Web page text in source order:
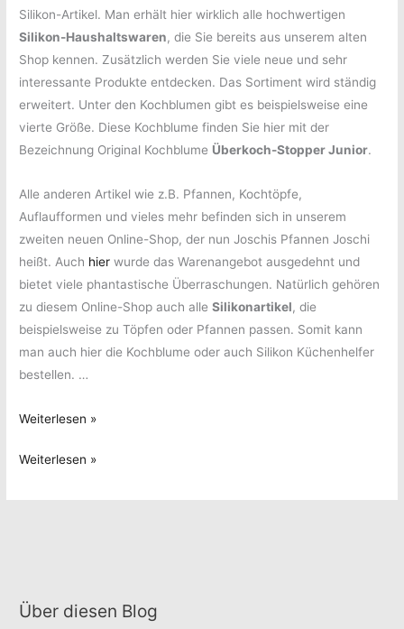
Silikon-Artikel. Man erhält hier wirklich alle hochwertigen
Silikon-Haushaltswaren, die Sie bereits aus unserem alten
Shop kennen. Zusätzlich werden Sie viele neue und sehr
interessante Produkte entdecken. Das Sortiment wird ständig
erweitert. Unter den Kochblumen gibt es beispielsweise eine
vierte Größe. Diese Kochblume finden Sie hier mit der
Bezeichnung Original Kochblume Überkoch-Stopper Junior.
Alle anderen Artikel wie z.B. Pfannen, Kochtöpfe,
Auflaufformen und vieles mehr befinden sich in unserem
zweiten neuen Online-Shop, der nun Joschis Pfannen Joschi
heißt. Auch hier wurde das Warenangebot ausgedehnt und
bietet viele phantastische Überraschungen. Natürlich gehören
zu diesem Online-Shop auch alleSilikonartikel, die
beispielsweise zu Töpfen oder Pfannen passen. Somit kann
man auch hier die Kochblume oder auch Silikon Küchenhelfer
bestellen. …
Aus
mach
Shop
sind
Weiterlesen »
Aus
Online-
Weiterlesen »
Über diesen Blog